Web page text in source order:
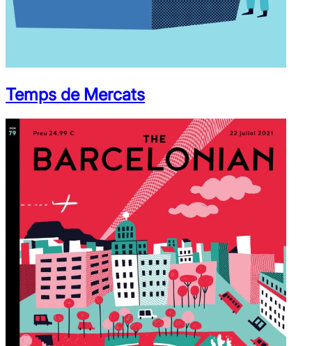
Temps de Mercats